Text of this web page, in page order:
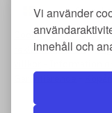
Vi använder
innehåll och
Svenska
Cookie-information-
reklamationsrätt-
Garantiärende